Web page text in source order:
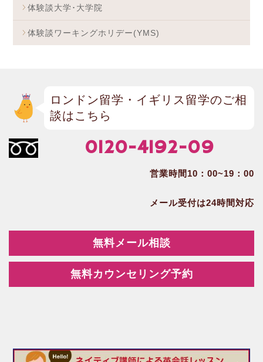
体験談大学･大学院
体験談ワーキングホリデー(YMS)
ロンドン留学・イギリス留学のご相
談はこちら
0120-4192-09
営業時間10：00~19：00
メール受付は24時間対応
無料メール相談
無料カウンセリング予約